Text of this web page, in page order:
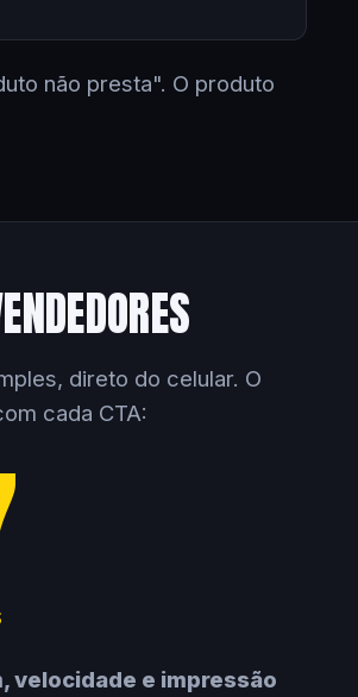
não presta". O produto
direto do celular. O
cada CTA:
velocidade e impressão